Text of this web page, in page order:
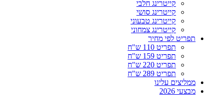
קייטרינג חלבי
קייטרינג סושי
קייטרינג טבעוני
קייטרינג צמחוני
תפריט לפי מחיר
תפריט 110 ש"ח
תפריט 159 ש"ח
תפריט 220 ש"ח
תפריט 289 ש"ח
ממליצים עלינו
מבצעי 2026